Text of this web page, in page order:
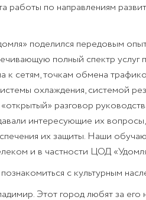
работы по направлениям
поделился передовым
полный спектр
к сетям, точкам обмена
охлаждения, системой
разговор
интересующие их
их защиты. Наши
и в частности ЦОД
с культурным
Этот город любят за